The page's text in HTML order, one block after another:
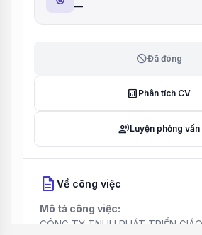
—
blockĐã đóng
analytics Phân tích CV
record_voice_overLuyện phỏng vấn
description Về công việc
Mô tả công việc:
CÔNG TY TNHH PHÁT TRIỂN